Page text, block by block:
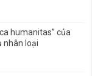
humanitas” của
nhân loại